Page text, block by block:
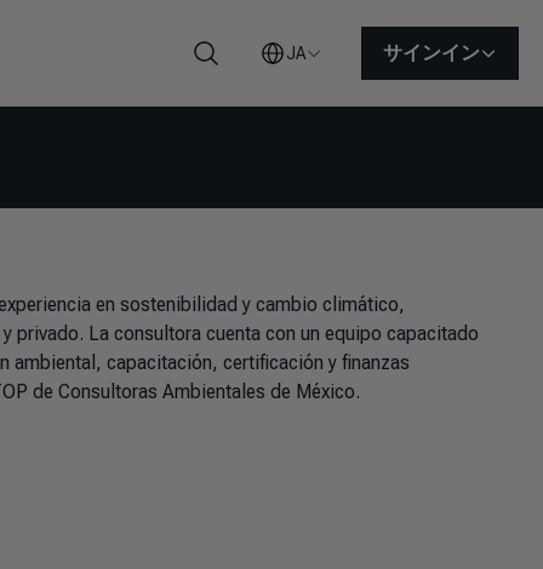
検索
JA サインイン
en sostenibilidad y cambio climático,
privado. La consultora cuenta con un equipo capacitado
ambiental, capacitación, certificación y finanzas
de Consultoras Ambientales de México.